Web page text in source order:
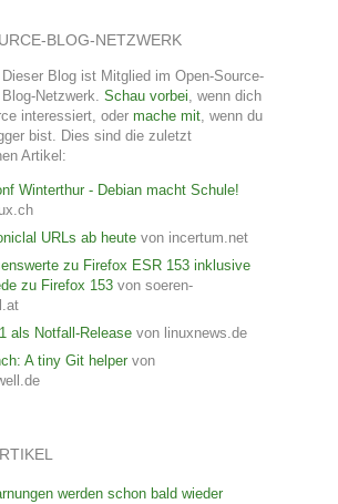
BLOG-NETZWERK
Dieser Blog ist Mitglied im Open-Source-
Blog-Netzwerk. Schau vorbei, wenn dich
interessiert, oder mache mit, wenn du
bist. Dies sind die zuletzt
Artikel:
Winterthur - Debian macht Schule!
URLs ab heutevon incertum.net
zu Firefox ESR 153 inklusive
zu Firefox 153von soeren-
als Notfall-Releasevon linuxnews.de
A tiny Git helpervon
werden schon bald wieder